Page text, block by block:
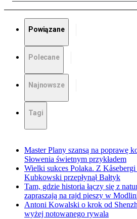
Powiązane
Polecane
Najnowsze
Tagi
Master Plany szansą na poprawę
Słowenia świetnym przykładem
Wielki sukces Polaka. Z
Kubkowski przepłynął Bałtyk
Tam, gdzie historia łączy się z
zapraszają na rajd pieszy w
Antoni Kowalski o krok od
wyżej notowanego rywala